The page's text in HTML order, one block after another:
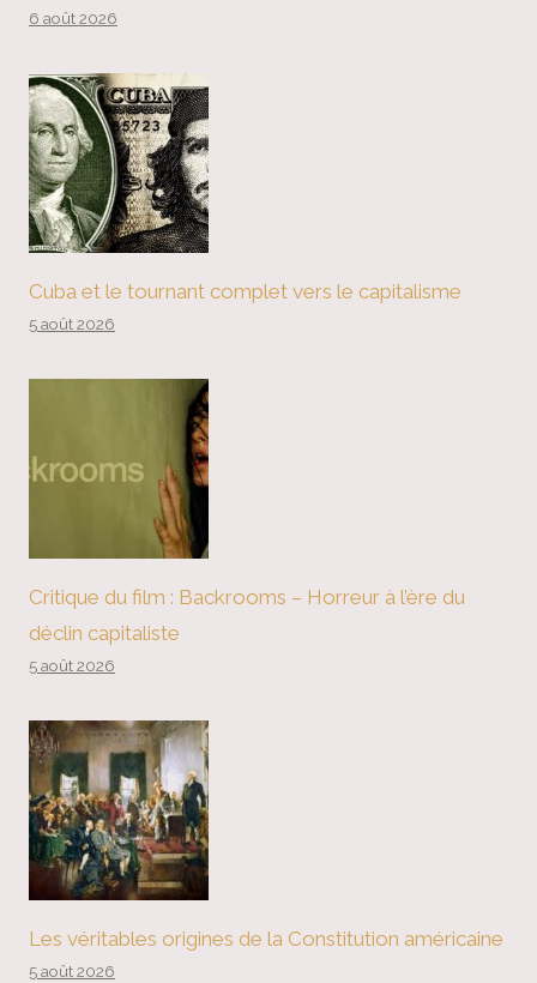
6 août 2026
Cuba et le tournant complet vers le capitalisme
5 août 2026
Critique du film : Backrooms – Horreur à l’ère du
déclin capitaliste
5 août 2026
Les véritables origines de la Constitution américaine
5 août 2026